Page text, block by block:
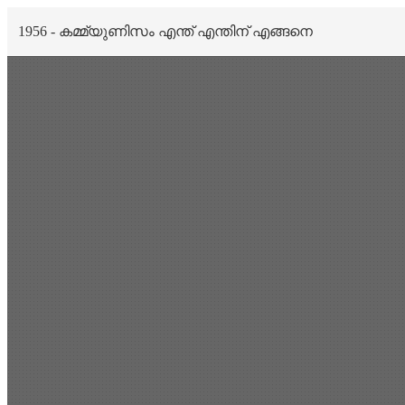
1956 - കമ്മ്യുണിസം എന്ത് എന്തിന് എങ്ങനെ